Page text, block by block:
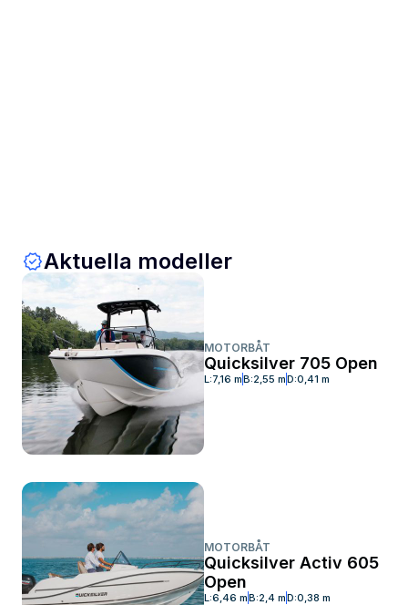
Aktuella modeller
MOTORBÅT
Quicksilver 705 Open
L:7,16 mB:2,55 mD:0,41 m
MOTORBÅT
Quicksilver Activ 605
Open
L:6,46 mB:2,4 mD:0,38 m